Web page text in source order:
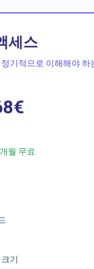
세스
기적으로 이해해야 하
월 무료
기